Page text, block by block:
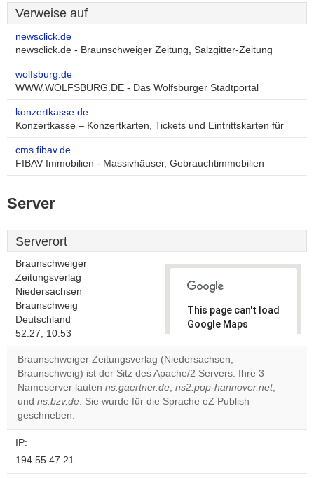
Verweise auf
newsclick.de
newsclick.de - Braunschweiger Zeitung, Salzgitter-Zeitung
wolfsburg.de
WWW.WOLFSBURG.DE - Das Wolfsburger Stadtportal
konzertkasse.de
Konzertkasse – Konzertkarten, Tickets und Eintrittskarten für
cms.fibav.de
FIBAV Immobilien - Massivhäuser, Gebrauchtimmobilien
Server
Serverort
Braunschweiger
Zeitungsverlag
Niedersachsen
Braunschweig
Deutschland
52.27, 10.53
This page can't load
Google Maps
Do you
website?
Braunschweiger Zeitungsverlag (Niedersachsen,
Braunschweig) ist der Sitz des Apache/2 Servers. Ihre 3
Nameserver lauten ns.gaertner.de, ns2.pop-hannover.net,
und ns.bzv.de. Sie wurde für die Sprache eZ Publish
geschrieben.
IP:
194.55.47.21